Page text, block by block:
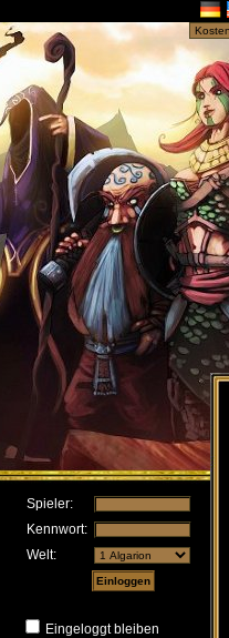
Spieler:
Kennwort:
Welt:
Eingeloggt bleiben